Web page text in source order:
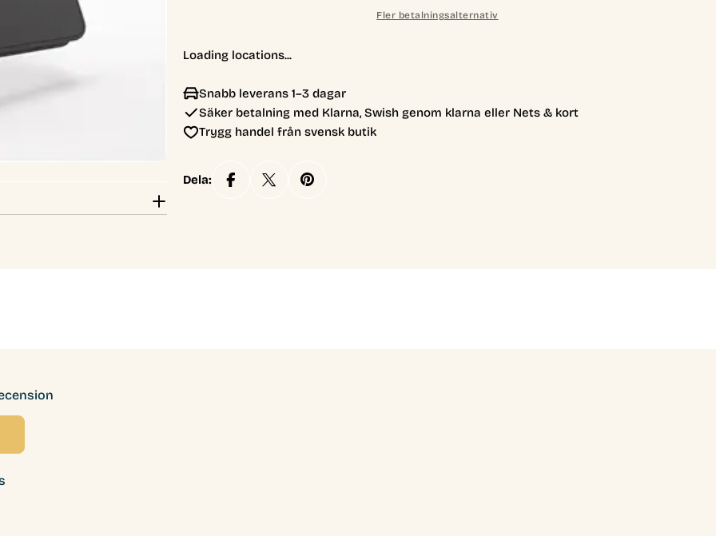
Fler betalningsalternativ
Loading locations...
Snabb leverans 1–3 dagar
Säker betalning med Klarna, Swish genom klarna eller Nets & kort
Trygg handel från svensk butik
Dela: